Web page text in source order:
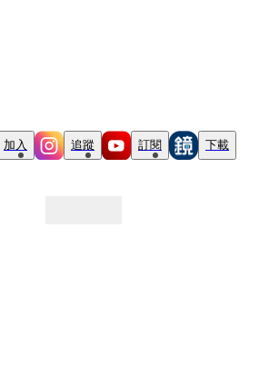
加入 追蹤 訂閱 下載